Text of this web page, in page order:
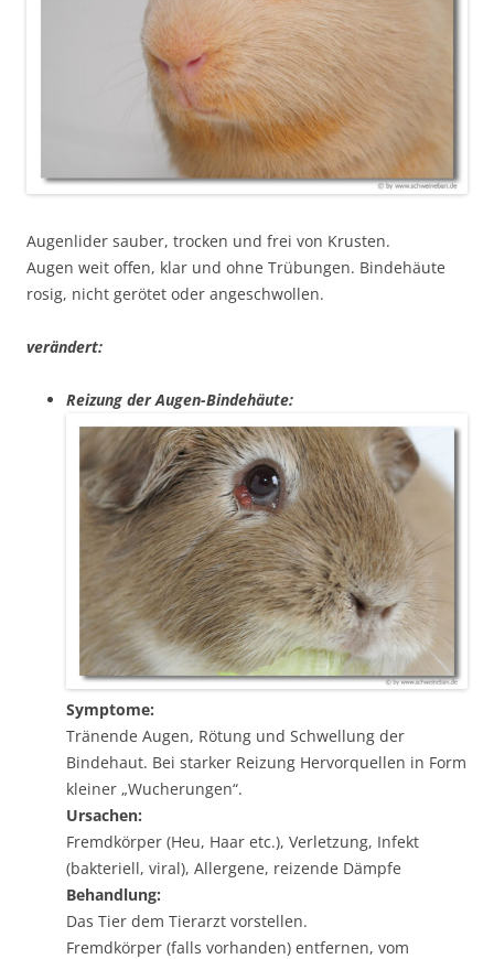
Augenlider sauber, trocken und frei von Krusten.
Augen weit offen, klar und ohne Trübungen. Bindehäute
rosig, nicht gerötet oder angeschwollen.
verändert:
Reizung der Augen-Bindehäute:
Symptome:
Tränende Augen, Rötung und Schwellung der
Bindehaut. Bei starker Reizung Hervorquellen in Form
kleiner „Wucherungen“.
Ursachen:
Fremdkörper (Heu, Haar etc.), Verletzung, Infekt
(bakteriell, viral), Allergene, reizende Dämpfe
Behandlung:
Das Tier dem Tierarzt vorstellen.
Fremdkörper (falls vorhanden) entfernen, vom